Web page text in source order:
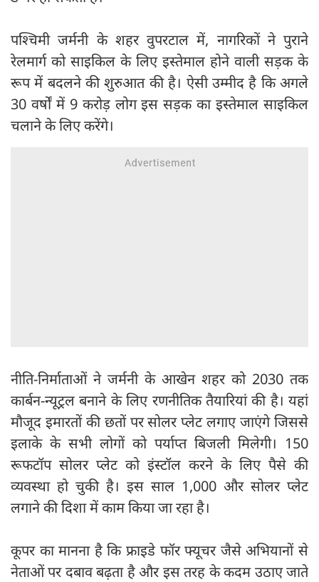
पश्चिमी जर्मनी के शहर वुपरटाल में, नागरिकों ने पुराने
रेलमार्ग को साइकिल के लिए इस्तेमाल होने वाली सड़क के
रूप में बदलने की शुरुआत की है। ऐसी उम्मीद है कि अगले
30 वर्षों में 9 करोड़ लोग इस सड़क का इस्तेमाल साइकिल
चलाने के लिए करेंगे।
नीति-निर्माताओं ने जर्मनी के आखेन शहर को 2030 तक
कार्बन-न्यूट्रल बनाने के लिए रणनीतिक तैयारियां की है। यहां
मौजूद इमारतों की छतों पर सोलर प्लेट लगाए जाएंगे जिससे
इलाके के सभी लोगों को पर्याप्त बिजली मिलेगी। 150
रूफटॉप सोलर प्लेट को इंस्टॉल करने के लिए पैसे की
व्यवस्था हो चुकी है। इस साल 1,000 और सोलर प्लेट
लगाने की दिशा में काम किया जा रहा है।
कूपर का मानना है कि फ्राइडे फॉर फ्यूचर जैसे अभियानों से
नेताओं पर दबाव बढ़ता है और इस तरह के कदम उठाए जाते